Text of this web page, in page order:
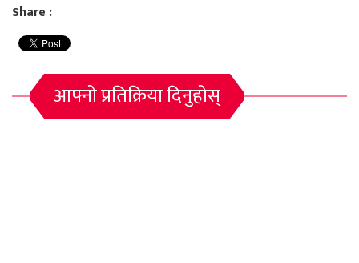
Share :
आफ्नो प्रतिक्रिया दिनुहोस्